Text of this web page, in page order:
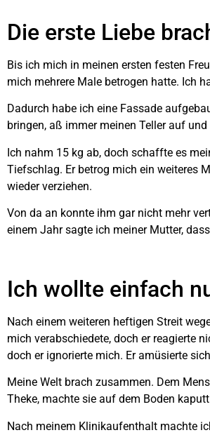
Die erste Liebe
Bis ich mich in meinen ersten festen
mich mehrere Male betrogen hatte. Ich
Dadurch habe ich eine Fassade
bringen, aß immer meinen Teller auf
Ich nahm 15 kg ab, doch schaffte es
Tiefschlag. Er betrog mich ein weiteres
wieder verziehen.
Von da an konnte ihm gar nicht mehr
einem Jahr sagte ich meiner Mutter,
Ich wollte einfach
Nach einem weiteren heftigen Streit
mich verabschiedete, doch er reagierte
doch er ignorierte mich. Er amüsierte
Meine Welt brach zusammen. Dem
Theke, machte sie auf dem Boden
Nach meinem Klinikaufenthalt machte